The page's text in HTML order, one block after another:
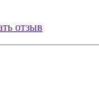
отзыв